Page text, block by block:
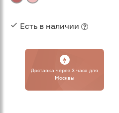
Есть в наличии
Доставка через 3 часа для
Москвы